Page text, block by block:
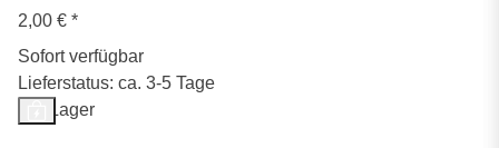
2,00 € *
Sofort verfügbar
Lieferstatus: ca. 3-5 Tage
Auf Lager